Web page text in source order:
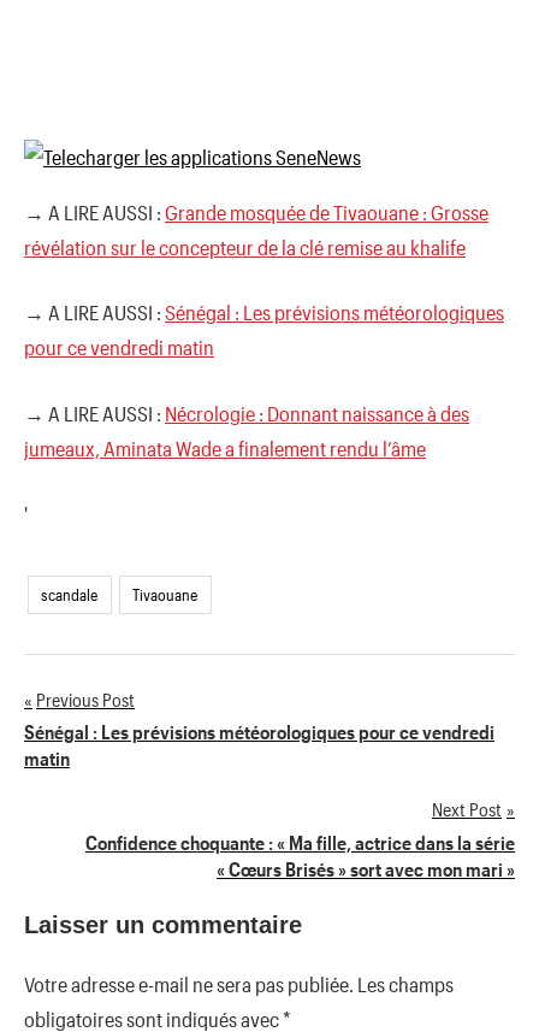
→ A LIRE AUSSI : Grande mosquée de Tivaouane : Grosse
révélation sur le concepteur de la clé remise au khalife
→ A LIRE AUSSI : Sénégal : Les prévisions météorologiques
pour ce vendredi matin
→ A LIRE AUSSI : Nécrologie : Donnant naissance à des
jumeaux, Aminata Wade a finalement rendu l’âme
'
scandale Tivaouane
Navigation
de
Previous Post
Sénégal : Les prévisions météorologiques pour ce vendredi
matin
Next Post
Confidence choquante : « Ma fille, actrice dans la série
« Cœurs Brisés » sort avec mon mari »
Laisser un commentaire
Votre adresse e-mail ne sera pas publiée. Les champs
obligatoires sont indiqués avec*